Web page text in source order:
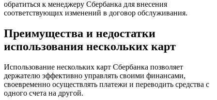
обратиться к менеджеру Сбербанка для внесения
соответствующих изменений в договор обслуживания.
Преимущества и недостатки
использования нескольких карт
Использование нескольких карт Сбербанка позволяет
держателю эффективно управлять своими финансами,
своевременно осуществлять платежи и переводить средства с
одного счета на другой.